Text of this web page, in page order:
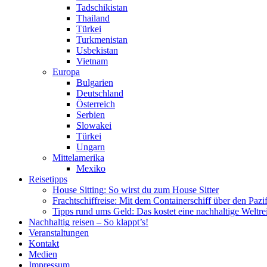
Tadschikistan
Thailand
Türkei
Turkmenistan
Usbekistan
Vietnam
Europa
Bulgarien
Deutschland
Österreich
Serbien
Slowakei
Türkei
Ungarn
Mittelamerika
Mexiko
Reisetipps
House Sitting: So wirst du zum House Sitter
Frachtschiffreise: Mit dem Containerschiff über den
Tipps rund ums Geld: Das kostet eine nachhaltige
Nachhaltig reisen – So klappt’s!
Veranstaltungen
Kontakt
Medien
Impressum